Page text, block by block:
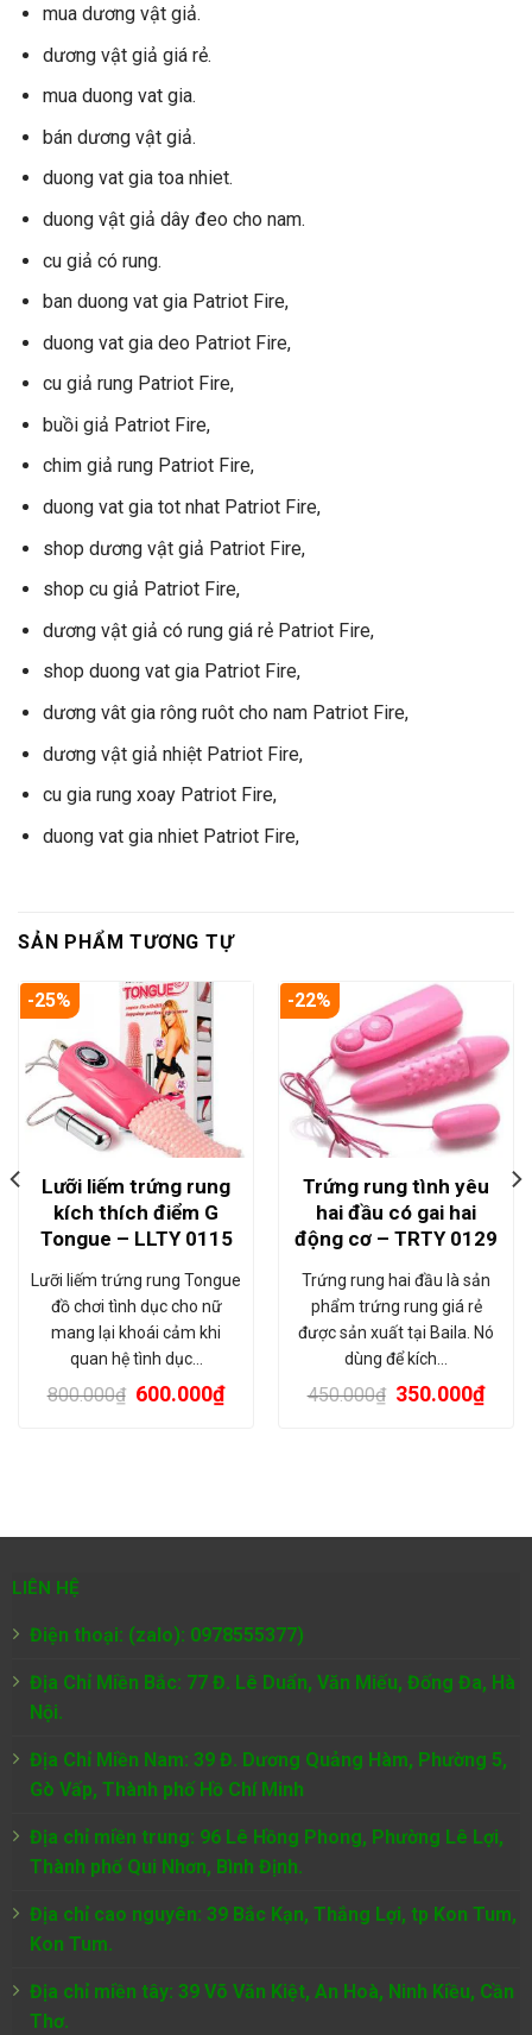
mua dương vật giả.
dương vật giả giá rẻ.
mua duong vat gia.
bán dương vật giả.
duong vat gia toa nhiet.
duong vật giả dây đeo cho nam.
cu giả có rung.
ban duong vat gia Patriot Fire,
duong vat gia deo Patriot Fire,
cu giả rung Patriot Fire,
buồi giả Patriot Fire,
chim giả rung Patriot Fire,
duong vat gia tot nhat Patriot Fire,
shop dương vật giả Patriot Fire,
shop cu giả Patriot Fire,
dương vật giả có rung giá rẻ Patriot Fire,
shop duong vat gia Patriot Fire,
dương vât gia rông ruôt cho nam Patriot Fire,
dương vật giả nhiệt Patriot Fire,
cu gia rung xoay Patriot Fire,
duong vat gia nhiet Patriot Fire,
SẢN PHẨM TƯƠNG TỰ
-25%
Lưỡi liếm trứng rung
kích thích điểm G
Tongue – LLTY 0115
Lưỡi liếm trứng rung Tongue
đồ chơi tình dục cho nữ
mang lại khoái cảm khi
quan hệ tình dục…
800.000₫ 600.000₫
-22%
Trứng rung tình yêu
hai đầu có gai hai
động cơ – TRTY 0129
Trứng rung hai đầu là sản
phẩm trứng rung giá rẻ
được sản xuất tại Baila. Nó
dùng để kích…
450.000₫ 350.000₫
LIÊN HỆ
Điện thoại: (zalo): 0978555377)
Địa Chỉ Miền Bắc: 77 Đ. Lê Duẩn, Văn Miếu, Đống Đa, Hà
Nội.
Địa Chỉ Miền Nam: 39 Đ. Dương Quảng Hàm, Phường 5,
Gò Vấp, Thành phố Hồ Chí Minh
Địa chỉ miền trung: 96 Lê Hồng Phong, Phường Lê Lợi,
Thành phố Qui Nhơn, Bình Định.
Địa chỉ cao nguyên: 39 Bắc Kạn, Thắng Lợi, tp Kon Tum,
Kon Tum.
Địa chỉ miền tây: 39 Võ Văn Kiệt, An Hoà, Ninh Kiều, Cần
Thơ.